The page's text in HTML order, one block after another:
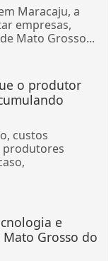
Maracaju, a
empresas,
Mato Grosso...
o produtor
custos
produtores
e
Grosso do